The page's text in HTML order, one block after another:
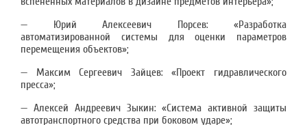
— Юрий Алексеевич Порсев: «Разработка
автоматизированной системы для оценки параметров
перемещения объектов»;
— Максим Сергеевич Зайцев: «Проект гидравлического
пресса»;
— Алексей Андреевич Зыкин: «Система активной защиты
автотранспортного средства при боковом ударе»;